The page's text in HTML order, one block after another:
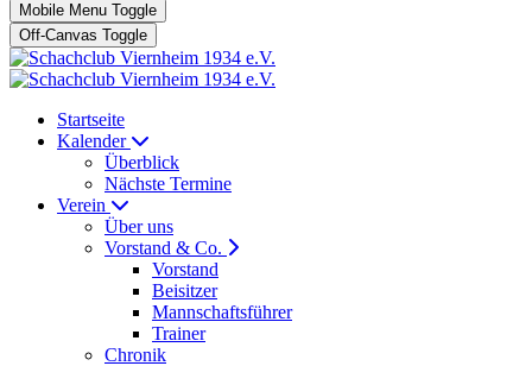
Mobile Menu Toggle
Off-Canvas Toggle
Startseite
Kalender
Überblick
Nächste Termine
Verein
Über uns
Vorstand & Co.
Vorstand
Beisitzer
Mannschaftsführer
Trainer
Chronik